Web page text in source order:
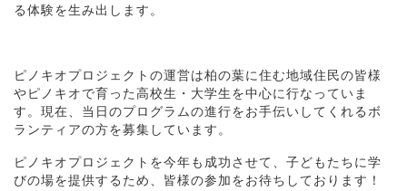
る体験を生み出します。
ピノキオプロジェクトの運営は柏の葉に住む地域住民の皆様
やピノキオで育った高校生・大学生を中心に行なっていま
す。現在、当日のプログラムの進行をお手伝いしてくれるボ
ランティアの方を募集しています。
ピノキオプロジェクトを今年も成功させて、子どもたちに学
びの場を提供するため、皆様の参加をお待ちしております！